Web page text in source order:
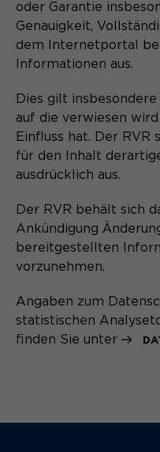
oder Garantie
Genauigkeit,
dem Internetportal
Informationen aus.
Dies gilt
auf die verwiesen
Einfluss hat. Der RVR
für den Inhalt
ausdrücklich aus.
Der RVR behält sich
Ankündigung
bereitgestellten
vorzunehmen.
Angaben zum
statistischen
finden Sie unter